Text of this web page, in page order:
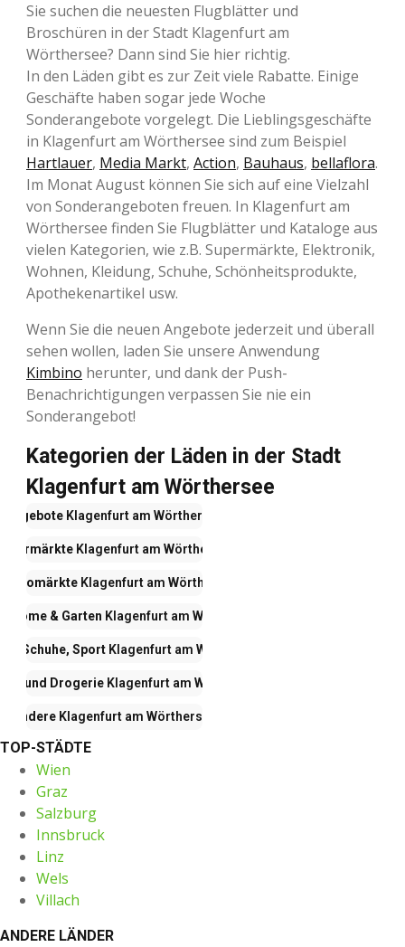
Sie suchen die neuesten Flugblätter und
Broschüren in der Stadt Klagenfurt am
Wörthersee? Dann sind Sie hier richtig.
In den Läden gibt es zur Zeit viele Rabatte. Einige
Geschäfte haben sogar jede Woche
Sonderangebote vorgelegt. Die Lieblingsgeschäfte
in Klagenfurt am Wörthersee sind zum Beispiel
Hartlauer, Media Markt, Action, Bauhaus, bellaflora.
Im Monat August können Sie sich auf eine Vielzahl
von Sonderangeboten freuen. In Klagenfurt am
Wörthersee finden Sie Flugblätter und Kataloge aus
vielen Kategorien, wie z.B. Supermärkte, Elektronik,
Wohnen, Kleidung, Schuhe, Schönheitsprodukte,
Apothekenartikel usw.
Wenn Sie die neuen Angebote jederzeit und überall
sehen wollen, laden Sie unsere Anwendung
Kimbino herunter, und dank der Push-
Benachrichtigungen verpassen Sie nie ein
Sonderangebot!
Kategorien der Läden in der Stadt
Klagenfurt am Wörthersee
AngeboteKlagenfurt am Wörthersee
Klagenfurt am Wörthersee
Klagenfurt am Wörthersee
Home & Garten Klagenfurt am Wörthersee
Schuhe, Sport Klagenfurt am Wörthersee
und Drogerie Klagenfurt am Wörthersee
AndereKlagenfurt am Wörthersee
TOP-STÄDTE
Wien
Graz
Salzburg
Innsbruck
Linz
Wels
Villach
ANDERE LÄNDER